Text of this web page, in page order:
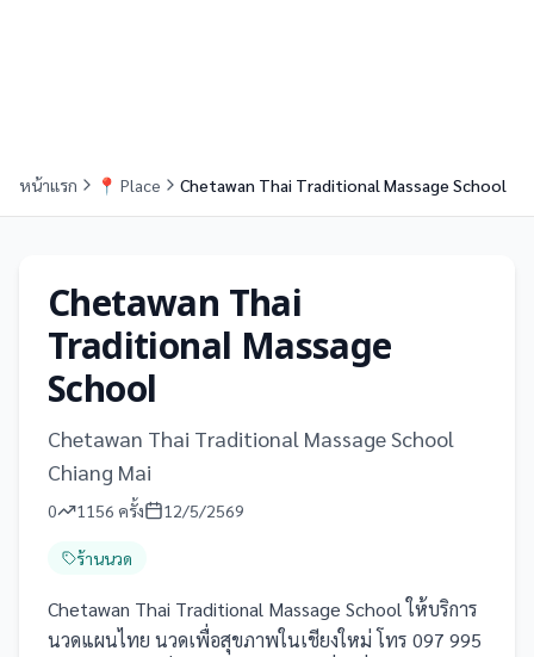
หน้าแรก 📍 Place Chetawan Thai Traditional Massage School
Chetawan Thai
Traditional Massage
School
Chetawan Thai Traditional Massage School
Chiang Mai
0 1156 ครั้ง 12/5/2569
ร้านนวด
Chetawan Thai Traditional Massage School ให้บริการ
นวดแผนไทย นวดเพื่อสุขภาพในเชียงใหม่ โทร 097 995